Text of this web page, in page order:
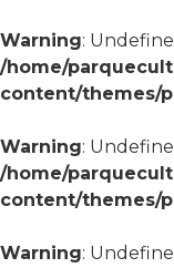
Warning:
/home/
content/themes/
Warning:
/home/
content/themes/
Warning: